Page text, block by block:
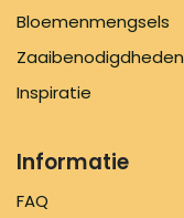
Bloemenmengsels
Zaaibenodigdheden
Inspiratie
Informatie
FAQ